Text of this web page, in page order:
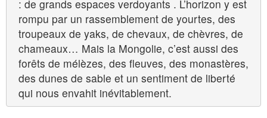
: de grands espaces verdoyants . L’horizon y est
rompu par un rassemblement de yourtes, des
troupeaux de yaks, de chevaux, de chèvres, de
chameaux… Mais la Mongolie, c’est aussi des
forêts de mélèzes, des fleuves, des monastères,
des dunes de sable et un sentiment de liberté
qui nous envahit inévitablement.